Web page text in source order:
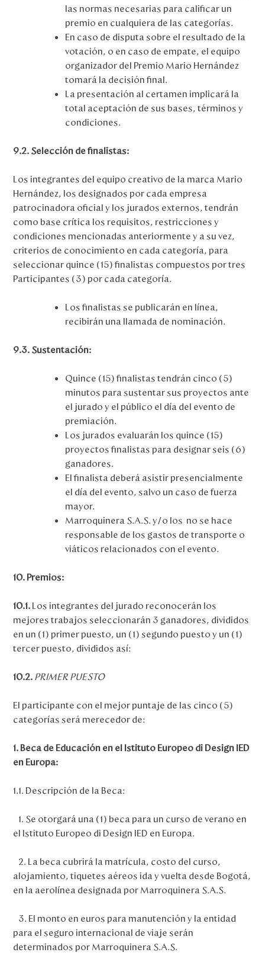
las normas necesarias para calificar un
premio en cualquiera de las categorías.
En caso de disputa sobre el resultado de la
votación, o en caso de empate, el equipo
organizador del Premio Mario Hernández
tomará la decisión final.
La presentación al certamen implicará la
total aceptación de sus bases, términos y
condiciones.
9.2. Selección de finalistas:
Los integrantes del equipo creativo de la marca Mario
Hernández, los designados por cada empresa
patrocinadora oficial y los jurados externos, tendrán
como base crítica los requisitos, restricciones y
condiciones mencionadas anteriormente y a su vez,
criterios de conocimiento en cada categoría, para
seleccionar quince (15) finalistas compuestos por tres
Participantes (3) por cada categoría.
Los finalistas se publicarán en línea,
recibirán una llamada de nominación.
9.3. Sustentación:
Quince (15) finalistas tendrán cinco (5)
minutos para sustentar sus proyectos ante
el jurado y el público el día del evento de
premiación.
Los jurados evaluarán los quince (15)
proyectos finalistas para designar seis (6)
ganadores.
El finalista deberá asistir presencialmente
el día del evento, salvo un caso de fuerza
mayor.
Marroquinera S.A.S. y/o los no se hace
responsable de los gastos de transporte o
viáticos relacionados con el evento.
10. Premios:
10.1. Los integrantes del jurado reconocerán los
mejores trabajos seleccionarán 3 ganadores, divididos
en un (1) primer puesto, un (1) segundo puesto y un (1)
tercer puesto, divididos así:
10.2. PRIMER PUESTO
El participante con el mejor puntaje de las cinco (5)
categorías será merecedor de:
1. Beca de Educación en el Istituto Europeo di Design IED
en Europa:
1.1. Descripción de la Beca:
1. Se otorgará una (1) beca para un curso de verano en
el Istituto Europeo di Design IED en Europa.
2. La beca cubrirá la matrícula, costo del curso,
alojamiento, tiquetes aéreos ida y vuelta desde Bogotá,
en la aerolínea designada por Marroquinera S.A.S.
3. El monto en euros para manutención y la entidad
para el seguro internacional de viaje serán
determinados por Marroquinera S.A.S.